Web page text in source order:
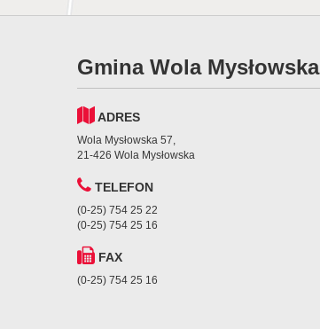
Gmina Wola Mysłowska
ADRES
Wola Mysłowska 57,
21-426 Wola Mysłowska
TELEFON
(0-25) 754 25 22
(0-25) 754 25 16
FAX
(0-25) 754 25 16